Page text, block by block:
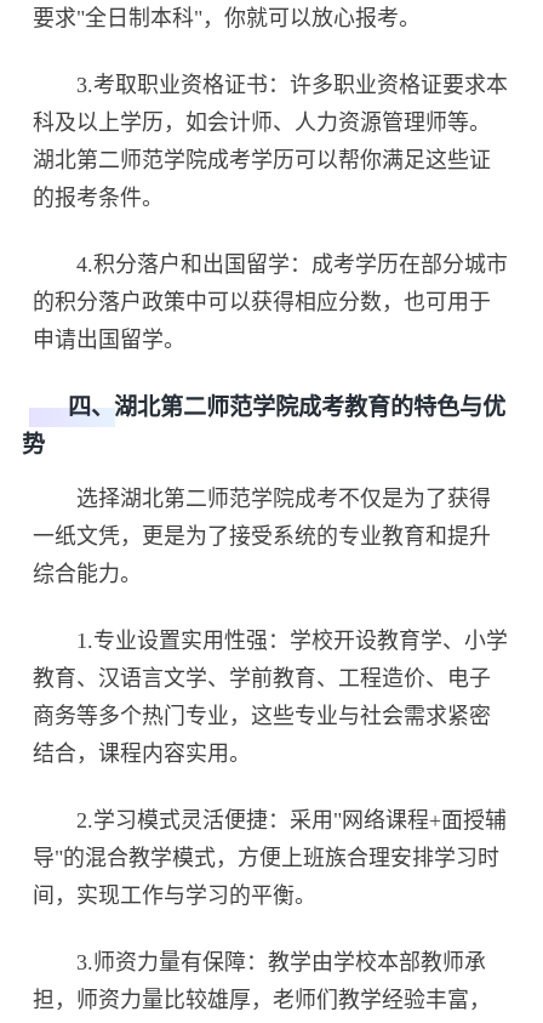
要求"全日制本科"，你就可以放心报考。
3.考取职业资格证书：许多职业资格证要求本
科及以上学历，如会计师、人力资源管理师等。
湖北第二师范学院成考学历可以帮你满足这些证
的报考条件。
4.积分落户和出国留学：成考学历在部分城市
的积分落户政策中可以获得相应分数，也可用于
申请出国留学。
四、湖北第二师范学院成考教育的特色与优
势
选择湖北第二师范学院成考不仅是为了获得
一纸文凭，更是为了接受系统的专业教育和提升
综合能力。
1.专业设置实用性强：学校开设教育学、小学
教育、汉语言文学、学前教育、工程造价、电子
商务等多个热门专业，这些专业与社会需求紧密
结合，课程内容实用。
2.学习模式灵活便捷：采用"网络课程+面授辅
导"的混合教学模式，方便上班族合理安排学习时
间，实现工作与学习的平衡。
3.师资力量有保障：教学由学校本部教师承
担，师资力量比较雄厚，老师们教学经验丰富，